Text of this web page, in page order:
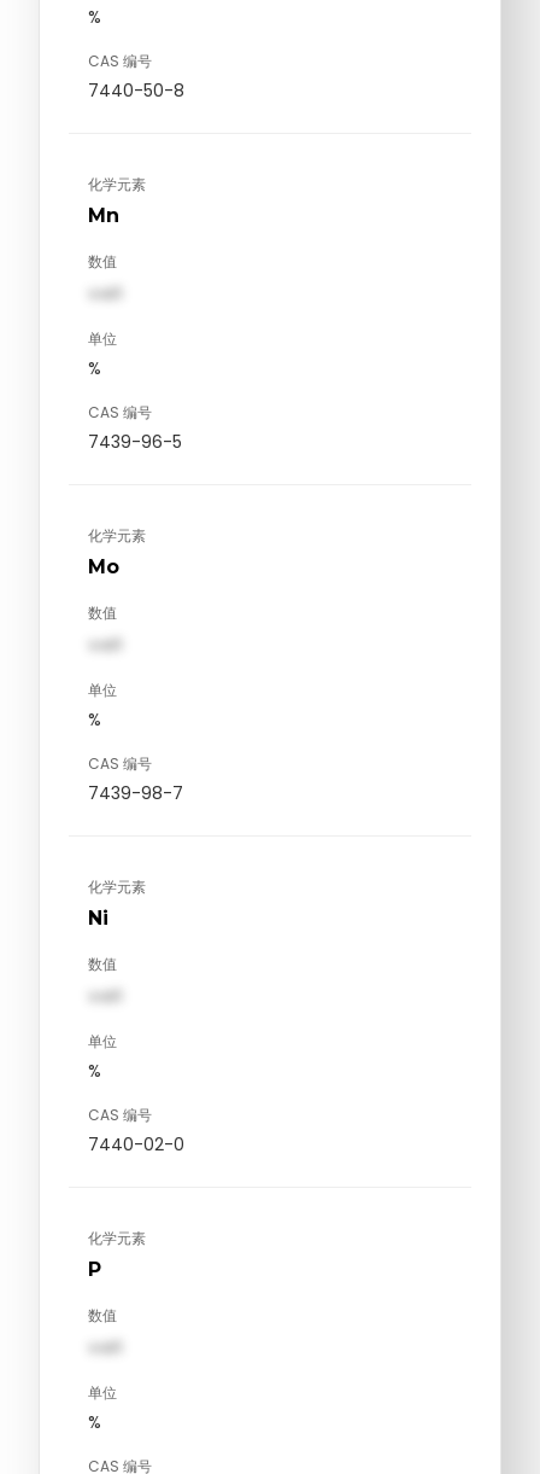
%
CAS 编号
7440-50-8
化学元素
Mn
数值
val1
单位
%
CAS 编号
7439-96-5
化学元素
Mo
数值
val1
单位
%
CAS 编号
7439-98-7
化学元素
Ni
数值
val1
单位
%
CAS 编号
7440-02-0
化学元素
P
数值
val1
单位
%
CAS 编号